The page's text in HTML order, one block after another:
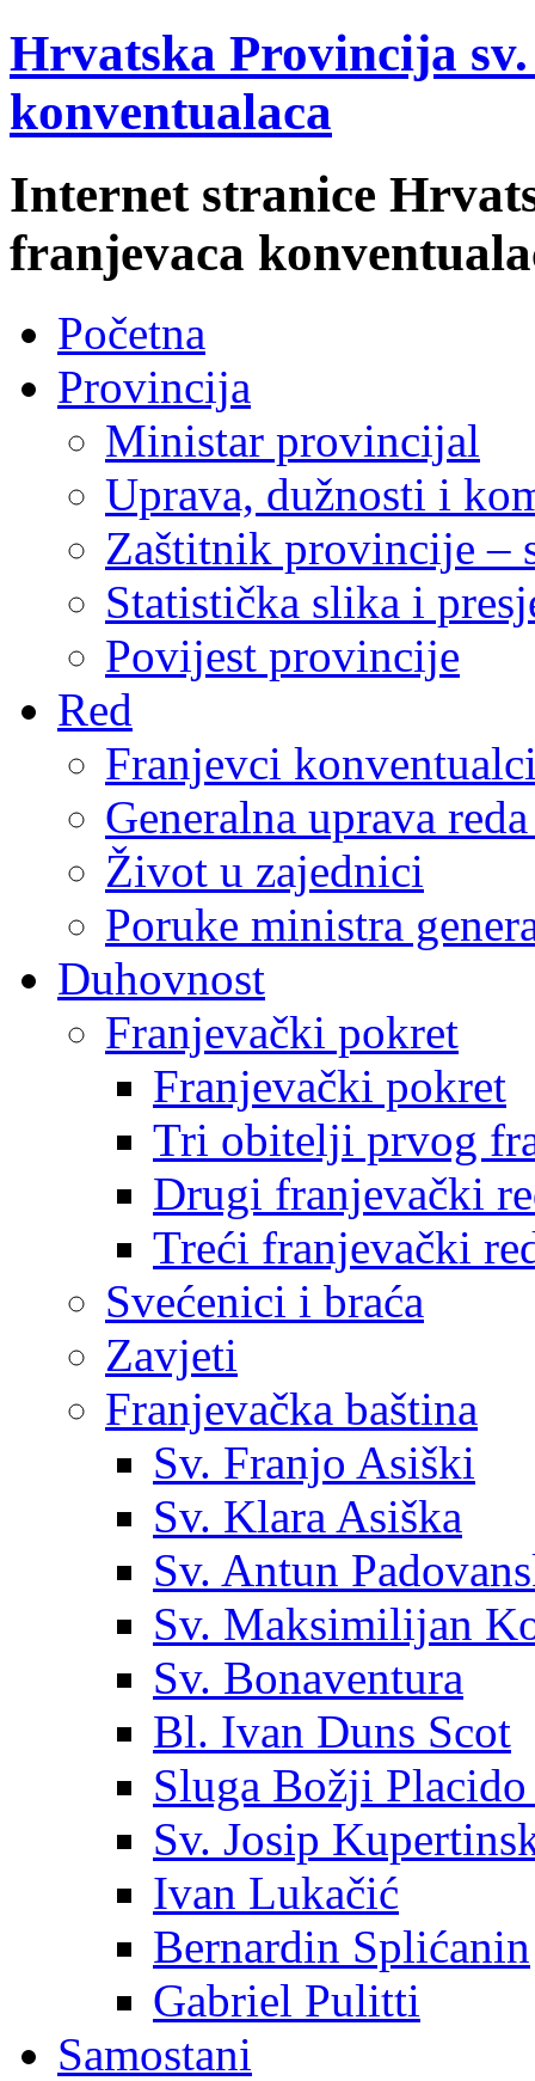
Hrvatska Provincija
konventualaca
Internet stranice
franjevaca
Početna
Provincija
Ministar provincijal
Uprava, dužnosti i
Zaštitnik provincije –
Statistička slika i
Povijest provincije
Red
Franjevci
Generalna uprava
Život u zajednici
Poruke ministra
Duhovnost
Franjevački pokret
Franjevački pokret
Tri obitelji prvog
Drugi franjevački
Treći franjevački
Svećenici i braća
Zavjeti
Franjevačka baština
Sv. Franjo Asiški
Sv. Klara Asiška
Sv. Antun
Sv. Maksimilijan
Sv. Bonaventura
Bl. Ivan Duns Scot
Sluga Božji Placido
Sv. Josip
Ivan Lukačić
Bernardin Splićanin
Gabriel Pulitti
Samostani